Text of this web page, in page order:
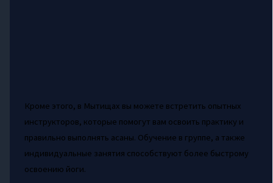
Кроме этого, в Мытищах вы можете встретить опытных
инструкторов, которые помогут вам освоить практику и
правильно выполнять асаны. Обучение в группе, а также
индивидуальные занятия способствуют более быстрому
освоению йоги.